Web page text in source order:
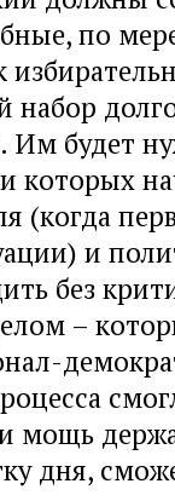
по
набор
Им будет
которых
(когда
и
без
–
мощь
дня,